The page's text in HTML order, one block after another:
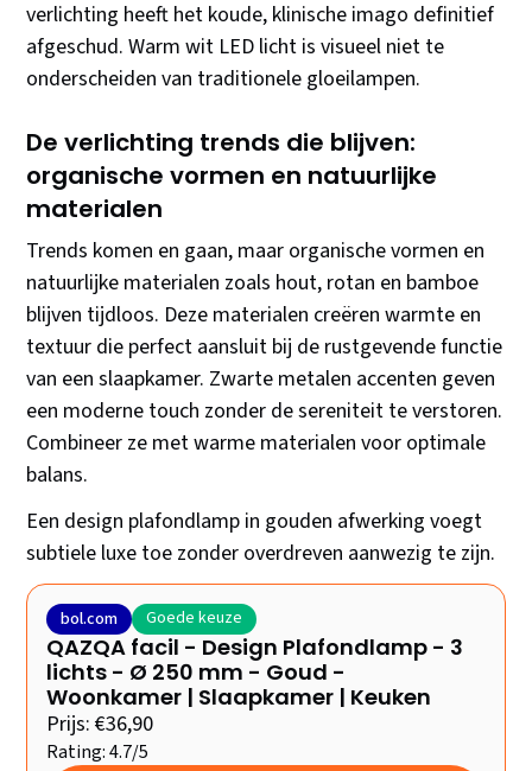
verlichting heeft het koude, klinische imago definitief
afgeschud. Warm wit LED licht is visueel niet te
onderscheiden van traditionele gloeilampen.
De verlichting trends die blijven:
organische vormen en natuurlijke
materialen
Trends komen en gaan, maar organische vormen en
natuurlijke materialen zoals hout, rotan en bamboe
blijven tijdloos. Deze materialen creëren warmte en
textuur die perfect aansluit bij de rustgevende functie
van een slaapkamer. Zwarte metalen accenten geven
een moderne touch zonder de sereniteit te verstoren.
Combineer ze met warme materialen voor optimale
balans.
Een design plafondlamp in gouden afwerking voegt
subtiele luxe toe zonder overdreven aanwezig te zijn.
bol.com Goede keuze
QAZQA facil - Design Plafondlamp - 3
lichts - Ø 250 mm - Goud -
Woonkamer | Slaapkamer | Keuken
Prijs: €36,90
Rating: 4.7/5